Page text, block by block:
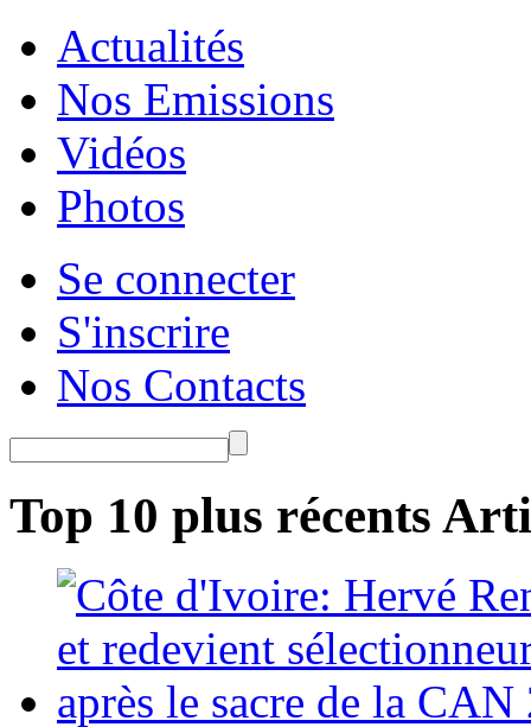
Actualités
Nos Emissions
Vidéos
Photos
Se connecter
S'inscrire
Nos Contacts
Top 10 plus récents